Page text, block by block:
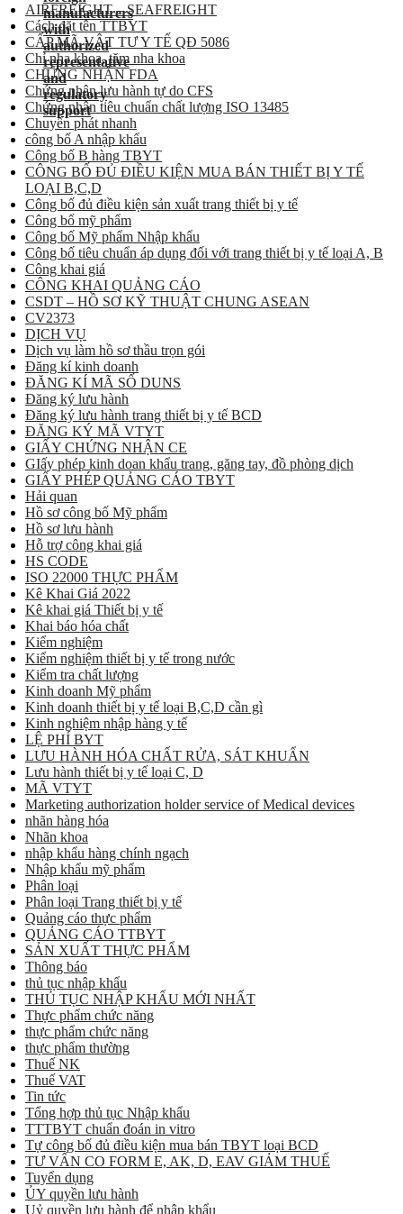
AIRFREIGHT – SEAFREIGHT
Cách đặt tên TTBYT
CẤP MÃ VẬT TƯ Y TẾ QĐ 5086
Chỉ nha khoa, tăm nha khoa
CHỨNG NHẬN FDA
Chứng nhận lưu hành tự do CFS
Chứng nhận tiêu chuẩn chất lượng ISO 13485
Chuyển phát nhanh
công bố A nhập khẩu
Công bố B hàng TBYT
CÔNG BỐ ĐỦ ĐIỀU KIỆN MUA BÁN THIẾT BỊ Y TẾ
LOẠI B,C,D
Công bố đủ điều kiện sản xuất trang thiết bị y tế
Công bố mỹ phẩm
Công bố Mỹ phẩm Nhập khẩu
Công bố tiêu chuẩn áp dụng đối với trang thiết bị y tế loại A, B
Công khai giá
CÔNG KHAI QUẢNG CÁO
CSDT – HỒ SƠ KỸ THUẬT CHUNG ASEAN
CV2373
DỊCH VỤ
Dịch vụ làm hồ sơ thầu trọn gói
Đăng kí kinh doanh
ĐĂNG KÍ MÃ SỐ DUNS
Đăng ký lưu hành
Đăng ký lưu hành trang thiết bị y tế BCD
ĐĂNG KÝ MÃ VTYT
GIẤY CHỨNG NHẬN CE
GIấy phép kinh doan khẩu trang, găng tay, đồ phòng dịch
GIẤY PHÉP QUẢNG CÁO TBYT
Hải quan
Hồ sơ công bố Mỹ phẩm
Hồ sơ lưu hành
Hỗ trợ công khai giá
HS CODE
ISO 22000 THỰC PHẨM
Kê Khai Giá 2022
Kê khai giá Thiết bị y tế
Khai báo hóa chất
Kiểm nghiệm
Kiểm nghiệm thiết bị y tế trong nước
Kiểm tra chất lượng
Kinh doanh Mỹ phẩm
Kinh doanh thiết bị y tế loại B,C,D cần gì
Kinh nghiệm nhập hàng y tế
LỆ PHÍ BYT
LƯU HÀNH HÓA CHẤT RỬA, SÁT KHUẨN
Lưu hành thiết bị y tế loại C, D
MÃ VTYT
Marketing authorization holder service of Medical devices
nhãn hàng hóa
Nhãn khoa
nhập khẩu hàng chính ngạch
Nhập khẩu mỹ phẩm
Phân loại
Phân loại Trang thiết bị y tế
Quảng cáo thực phẩm
QUẢNG CÁO TTBYT
SẢN XUẤT THỰC PHẨM
Thông báo
thủ tục nhập khẩu
THỦ TỤC NHẬP KHẨU MỚI NHẤT
Thực phẩm chức năng
thực phẩm chức năng
thực phẩm thường
Thuế NK
Thuế VAT
Tin tức
Tổng hợp thủ tục Nhập khẩu
TTTBYT chuẩn đoán in vitro
Tự công bố đủ điều kiện mua bán TBYT loại BCD
TƯ VẤN CO FORM E, AK, D, EAV GIẢM THUẾ
Tuyển dụng
ỦY quyền lưu hành
Uỷ quyền lưu hành để nhập khẩu